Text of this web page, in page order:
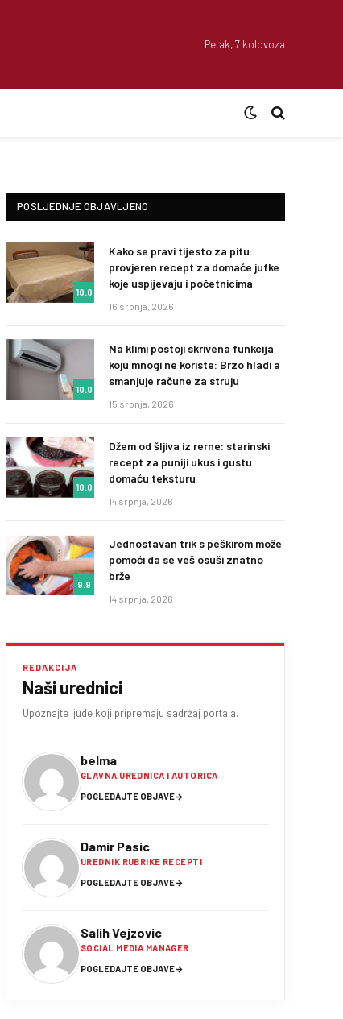
Petak, 7 kolovoza
POSLJEDNJE OBJAVLJENO
10.0
Kako se pravi tijesto za pitu:
provjeren recept za domaće jufke
koje uspijevaju i početnicima
16 srpnja, 2026
10.0
Na klimi postoji skrivena funkcija
koju mnogi ne koriste: Brzo hladi a
smanjuje račune za struju
15 srpnja, 2026
10.0
Džem od šljiva iz rerne: starinski
recept za puniji ukus i gustu
domaću teksturu
14 srpnja, 2026
9.9
Jednostavan trik s peškirom može
pomoći da se veš osuši znatno
brže
14 srpnja, 2026
REDAKCIJA
Naši urednici
Upoznajte ljude koji pripremaju sadržaj portala.
belma
GLAVNA UREDNICA I AUTORICA
POGLEDAJTE OBJAVE→
Damir Pasic
UREDNIK RUBRIKE RECEPTI
POGLEDAJTE OBJAVE→
Salih Vejzovic
SOCIAL MEDIA MANAGER
POGLEDAJTE OBJAVE→